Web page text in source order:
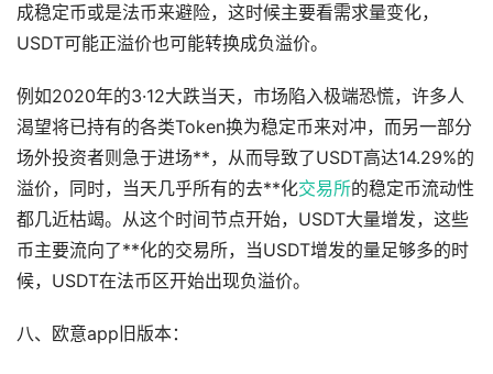
成稳定币或是法币来避险，这时候主要看需求量变化，
USDT可能正溢价也可能转换成负溢价。
例如2020年的3·12大跌当天，市场陷入极端恐慌，许多人
渴望将已持有的各类Token换为稳定币来对冲，而另一部分
场外投资者则急于进场**，从而导致了USDT高达14.29%的
溢价，同时，当天几乎所有的去**化交易所的稳定币流动性
都几近枯竭。从这个时间节点开始，USDT大量增发，这些
币主要流向了**化的交易所，当USDT增发的量足够多的时
候，USDT在法币区开始出现负溢价。
八、欧意app旧版本：